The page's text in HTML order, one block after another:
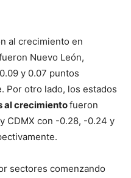
al crecimiento en
Nuevo León,
y 0.07 puntos
Por otro lado, los estados
al crecimientofueron
CDMX con -0.28, -0.24 y
sectores comenzando